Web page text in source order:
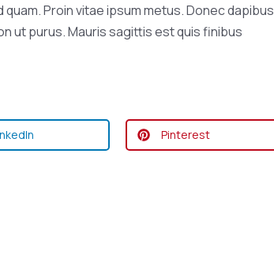
Proin vitae ipsum metus. Donec dapibus
ut purus. Mauris sagittis est quis finibus
Pinterest